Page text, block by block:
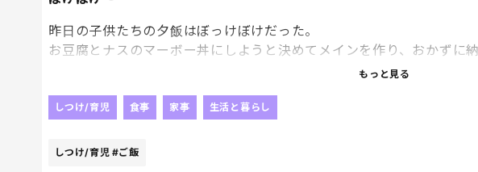
昨日の子供たちの夕飯はぼっけぼけだった。
お豆腐とナスのマーボー丼にしようと決めてメインを作り、おかずに
もっと見る
しつけ/育児 食事 家事 生活と暮らし
しつけ/育児 #ご飯